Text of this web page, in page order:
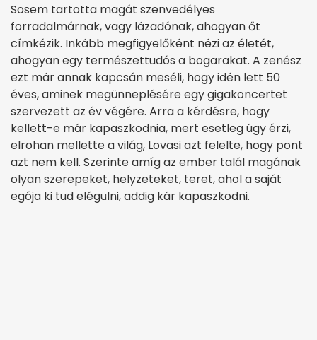
Sosem tartotta magát szenvedélyes
forradalmárnak, vagy lázadónak, ahogyan őt
címkézik. Inkább megfigyelőként nézi az életét,
ahogyan egy természettudós a bogarakat. A zenész
ezt már annak kapcsán meséli, hogy idén lett 50
éves, aminek megünneplésére egy gigakoncertet
szervezett az év végére. Arra a kérdésre, hogy
kellett-e már kapaszkodnia, mert esetleg úgy érzi,
elrohan mellette a világ, Lovasi azt felelte, hogy pont
azt nem kell. Szerinte amíg az ember talál magának
olyan szerepeket, helyzeteket, teret, ahol a saját
egója ki tud elégülni, addig kár kapaszkodni.